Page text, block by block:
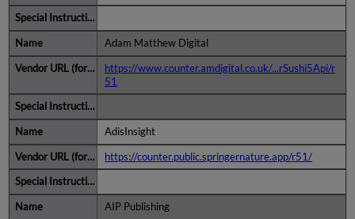
Adam Matthew Digital
https://www.counter.amdigital.co.uk/...rSushi5Api/r
51
AdisInsight
https://counter.public.springernature.app/r51/
AIP Publishing